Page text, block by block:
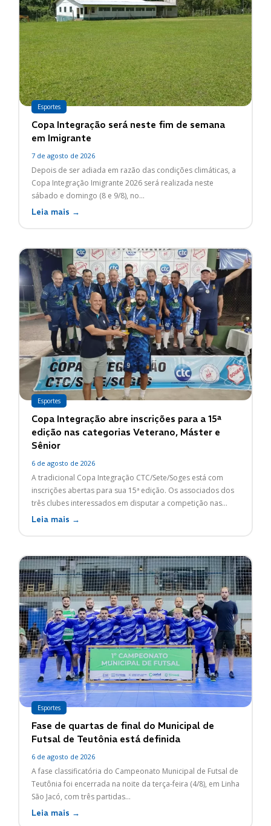
Esportes
Copa Integração será neste fim de semana
em Imigrante
7 de agosto de 2026
Depois de ser adiada em razão das condições climáticas, a
Copa Integração Imigrante 2026 será realizada neste
sábado e domingo (8 e 9/8), no...
Leia mais →
Esportes
Copa Integração abre inscrições para a 15ª
edição nas categorias Veterano, Máster e
Sênior
6 de agosto de 2026
A tradicional Copa Integração CTC/Sete/Soges está com
inscrições abertas para sua 15ª edição. Os associados dos
três clubes interessados em disputar a competição nas...
Leia mais →
Esportes
Fase de quartas de final do Municipal de
Futsal de Teutônia está definida
6 de agosto de 2026
A fase classificatória do Campeonato Municipal de Futsal de
Teutônia foi encerrada na noite da terça-feira (4/8), em Linha
São Jacó, com três partidas...
Leia mais →